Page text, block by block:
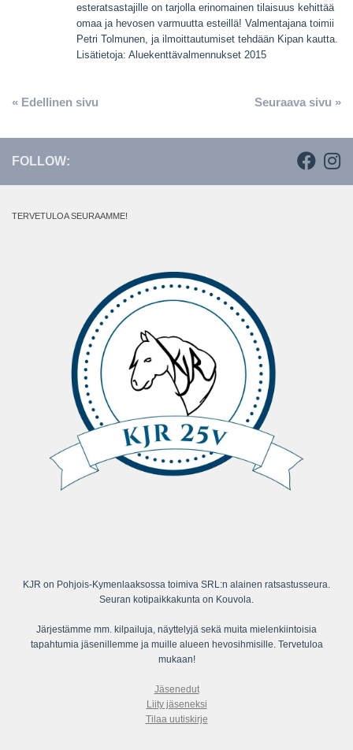
esteratsastajille on tarjolla erinomainen tilaisuus kehittää
omaa ja hevosen varmuutta esteillä! Valmentajana toimii
Petri Tolmunen, ja ilmoittautumiset tehdään Kipan kautta.
Lisätietoja: Aluekenttävalmennukset 2015
« Edellinen sivu Seuraava sivu »
FOLLOW:
TERVETULOA SEURAAMME!
KJR on Pohjois-Kymenlaaksossa toimiva SRL:n alainen ratsastusseura.
Seuran kotipaikkakunta on Kouvola.
Järjestämme mm. kilpailuja, näyttelyjä sekä muita mielenkiintoisia
tapahtumia jäsenillemme ja muille alueen hevosihmisille. Tervetuloa
mukaan!
Jäsenedut
Liity jäseneksi
Tilaa uutiskirje